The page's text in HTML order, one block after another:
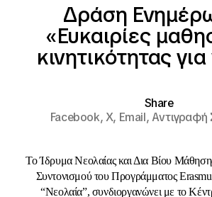
Δράση
«Ευκαιρίες
κινητικότητας
Share
Facebook,X, Email,Αντιγραφή
Το Ίδρυμα Νεολαίας και Δια Βίου
Συντονισμού του Προγράμματος
“Νεολαία”, συνδιοργανώνει με το